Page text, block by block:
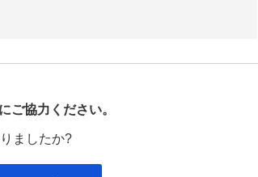
ご協力ください。
ましたか?